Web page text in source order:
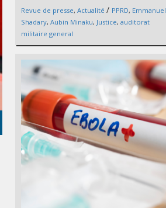
Revue de presse, Actualité / PPRD, Emmanuel
Shadary, Aubin Minaku, Justice, auditorat
militaire general